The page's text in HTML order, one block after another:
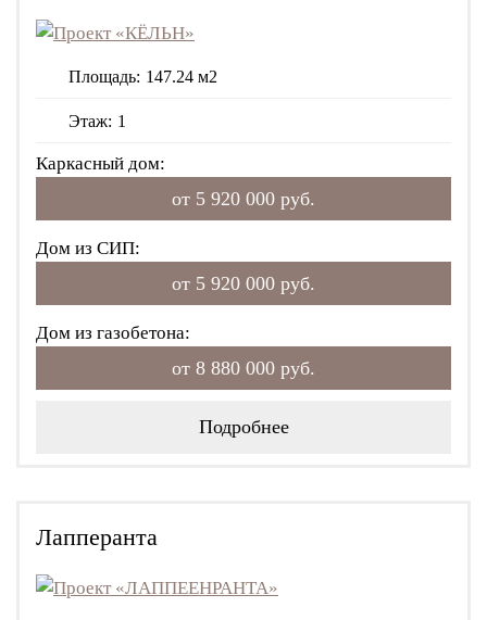
Площадь: 147.24 м2
Этаж: 1
Каркасный дом:
от 5 920 000 руб.
Дом из СИП:
от 5 920 000 руб.
Дом из газобетона:
от 8 880 000 руб.
Подробнее
Лапперанта